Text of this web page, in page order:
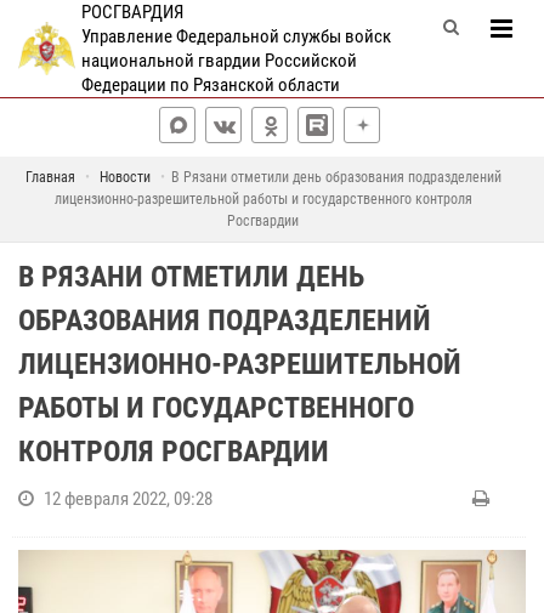
РОСГВАРДИЯ
Управление Федеральной службы войск
национальной гвардии Российской
Федерации по Рязанской области
Главная Новости
В Рязани отметили день образования подразделений
лицензионно-разрешительной работы и государственного контроля
Росгвардии
В РЯЗАНИ ОТМЕТИЛИ ДЕНЬ
ОБРАЗОВАНИЯ ПОДРАЗДЕЛЕНИЙ
ЛИЦЕНЗИОННО-РАЗРЕШИТЕЛЬНОЙ
РАБОТЫ И ГОСУДАРСТВЕННОГО
КОНТРОЛЯ РОСГВАРДИИ
12 февраля 2022, 09:28